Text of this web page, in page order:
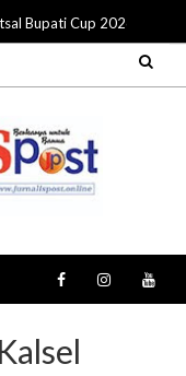
Bupati Cup 2026,